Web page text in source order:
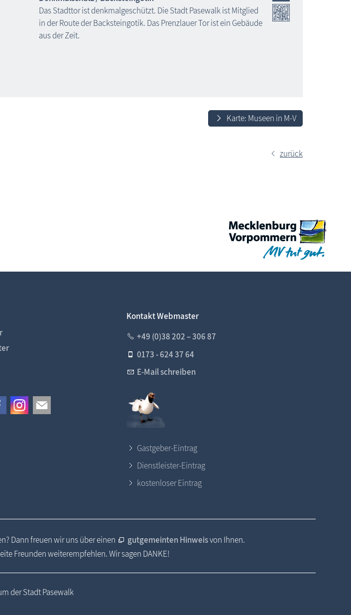
Das Stadttor ist denkmalgeschützt. Die Stadt Pasewalk ist Mitglied
in der Route der Backsteingotik. Das Prenzlauer Tor ist ein Gebäude
aus der Zeit.
Karte: Museen in M-V
zurück
Kontakt Webmaster
+49 (0)38 202 – 306 87
0173 - 624 37 64
E-Mail schreiben
Gastgeber-Eintrag
Dienstleister-Eintrag
kostenloser Eintrag
Dann freuen wir uns über einen gutgemeinten Hinweisvon Ihnen.
Freunden weiterempfehlen. Wir sagen DANKE!
der Stadt Pasewalk